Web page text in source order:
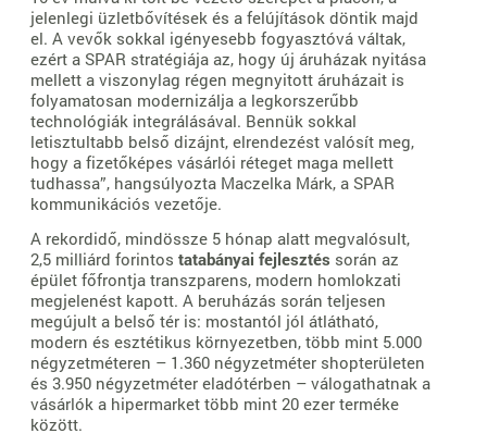
jelenlegi üzletbővítések és a felújítások döntik majd
el. A vevők sokkal igényesebb fogyasztóvá váltak,
ezért a SPAR stratégiája az, hogy új áruházak nyitása
mellett a viszonylag régen megnyitott áruházait is
folyamatosan modernizálja a legkorszerűbb
technológiák integrálásával. Bennük sokkal
letisztultabb belső dizájnt, elrendezést valósít meg,
hogy a fizetőképes vásárlói réteget maga mellett
tudhassa”, hangsúlyozta Maczelka Márk, a SPAR
kommunikációs vezetője.
A rekordidő, mindössze 5 hónap alatt megvalósult,
2,5 milliárd forintos tatabányai fejlesztés során az
épület főfrontja transzparens, modern homlokzati
megjelenést kapott. A beruházás során teljesen
megújult a belső tér is: mostantól jól átlátható,
modern és esztétikus környezetben, több mint 5.000
négyzetméteren – 1.360 négyzetméter shopterületen
és 3.950 négyzetméter eladótérben – válogathatnak a
vásárlók a hipermarket több mint 20 ezer terméke
között.